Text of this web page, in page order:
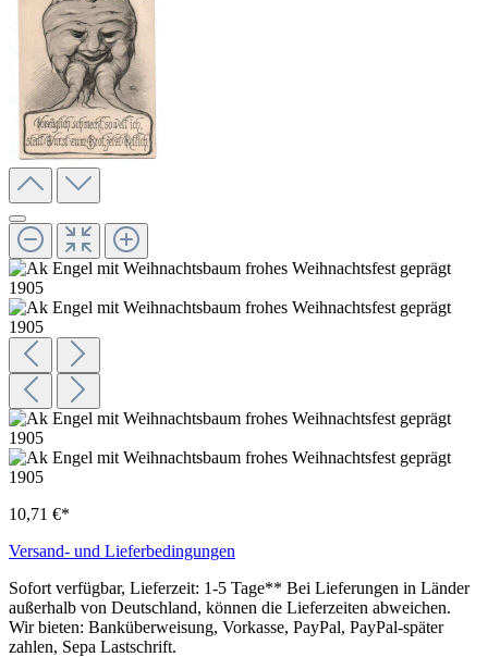
10,71 €*
Versand- und Lieferbedingungen
Sofort verfügbar, Lieferzeit: 1-5 Tage** Bei Lieferungen in Länder
außerhalb von Deutschland, können die Lieferzeiten abweichen.
Wir bieten: Banküberweisung, Vorkasse, PayPal, PayPal-später
zahlen, Sepa Lastschrift.